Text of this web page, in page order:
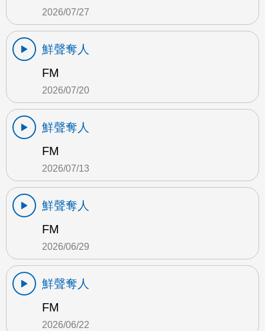
2026/07/27
鮮聲奪人
FM
2026/07/20
鮮聲奪人
FM
2026/07/13
鮮聲奪人
FM
2026/06/29
鮮聲奪人
FM
2026/06/22